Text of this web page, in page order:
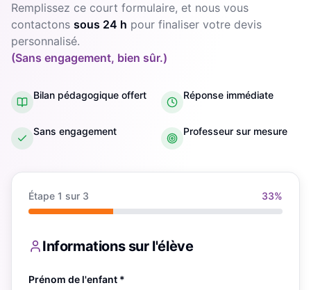
Remplissez ce court formulaire, et nous vous
contactons sous 24 h pour finaliser votre devis
personnalisé.
(Sans engagement, bien sûr.)
Bilan pédagogique offert Réponse immédiate
Sans engagement Professeur sur mesure
Étape 1 sur 3 33%
Informations sur l'élève
Prénom de l'enfant *